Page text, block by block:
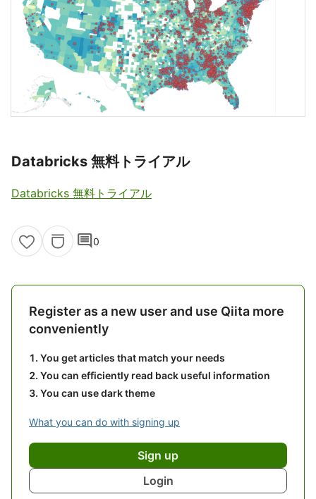
Databricks 無料トライアル
Databricks 無料トライアル
comment0
Register as a new user and use Qiita more
conveniently
You get articles that match your needs
You can efficiently read back useful information
You can use dark theme
What you can do with signing up
Sign up
Login